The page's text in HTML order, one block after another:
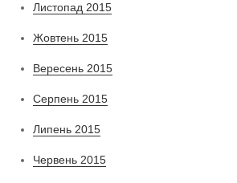
Листопад 2015
Жовтень 2015
Вересень 2015
Серпень 2015
Липень 2015
Червень 2015